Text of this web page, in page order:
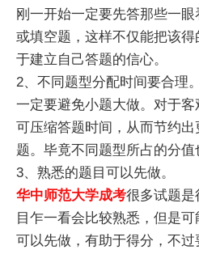
刚一开始一定要先答那些一
或填空题，这样不仅能把该
于建立自己答题的信心。
2、不同题型分配时间要合理。
一定要避免小题大做。对于
可压缩答题时间，从而节约
题。毕竟不同题型所占的分值
3、熟悉的题目可以先做。
华中师范大学成考很多试题是
目乍一看会比较熟悉，但是
可以先做，有助于得分，不